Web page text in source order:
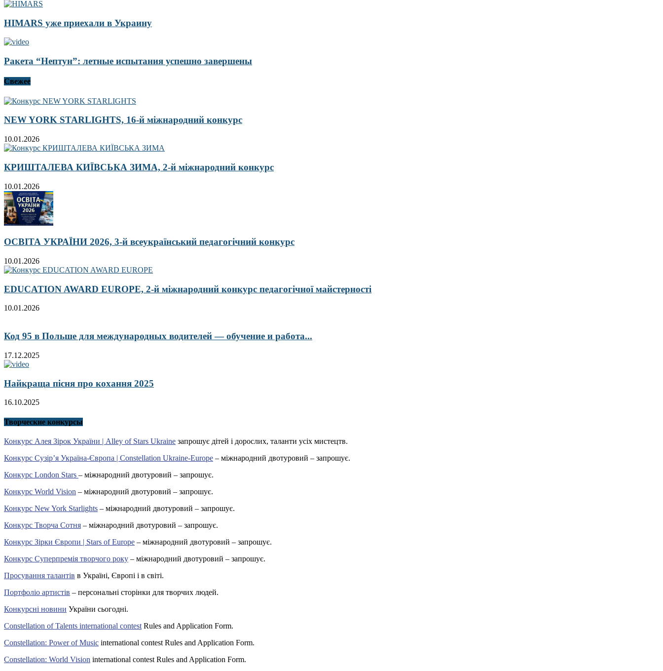
HIMARS уже приехали в Украину
Ракета “Нептун”: летные испытания успешно завершены
Свежее
NEW YORK STARLIGHTS, 16-й міжнародний конкурс
10.01.2026
КРИШТАЛЕВА КИЇВСЬКА ЗИМА, 2-й міжнародний конкурс
10.01.2026
ОСВІТА УКРАЇНИ 2026, 3-й всеукраїнський педагогічний конкурс
10.01.2026
EDUCATION AWARD EUROPE, 2-й міжнародний конкурс педагогічної майстерності
10.01.2026
Код 95 в Польше для международных водителей — обучение и работа...
17.12.2025
Найкраща пісня про кохання 2025
16.10.2025
Творческие конкурсы
Конкурс Алея Зірок України | Alley of Stars Ukraine запрошує дітей і дорослих, таланти усіх мистецтв.
Конкурс Сузір’я Україна-Європа | Constellation Ukraine-Europe – міжнародний двотуровий – запрошує.
Конкурс London Stars – міжнародний двотуровий – запрошує.
Конкурс World Vision – міжнародний двотуровий – запрошує.
Конкурс New York Starlights – міжнародний двотуровий – запрошує.
Конкурс Творча Сотня – міжнародний двотуровий – запрошує.
Конкурс Зірки Європи | Stars of Europe – міжнародний двотуровий – запрошує.
Конкурс Суперпремія творчого року – міжнародний двотуровий – запрошує.
Просування талантів в Україні, Європі і в світі.
Портфоліо артистів – персональні сторінки для творчих людей.
Конкурсні новини України сьогодні.
Constellation of Talents international contest Rules and Application Form.
Constellation: Power of Music international contest Rules and Application Form.
Constellation: World Vision international contest Rules and Application Form.